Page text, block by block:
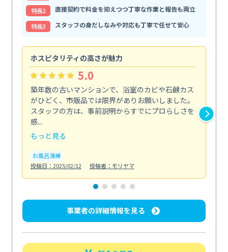
特⻑2
直接契約で料金を抑えつつ丁寧な作業と報告も両立
特⻑3
スタッフの身だしなみや対応も丁寧で任せて安心
ホスピタリティの高さが魅力
5.0
築年数の古いマンションで、浴室のカビや石鹸カス
がひどく、市販品では限界がありお願いしました。
スタッフの方は、事前説明からすでにプロらしさを
感...
もっと見る
お風呂清掃
投稿日：2025/02/12
投稿者：モリヤマ
事業者の詳細情報を見る